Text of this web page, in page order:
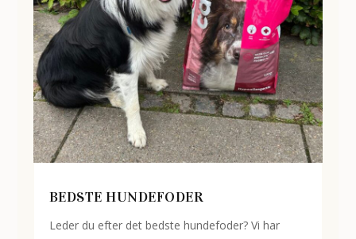
BEDSTE HUNDEFODER
Leder du efter det bedste hundefoder? Vi har